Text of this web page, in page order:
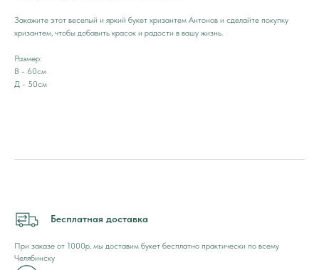
Закажите этот веселый и яркий букет хризантем Антонов и сделайте покупку
хризантем, чтобы добавить красок и радости в вашу жизнь.
Размер:
В - 60см
Д - 50см
Бесплатная доставка
При заказе от 1000р, мы доставим букет бесплатно практически по всему
Челябинску